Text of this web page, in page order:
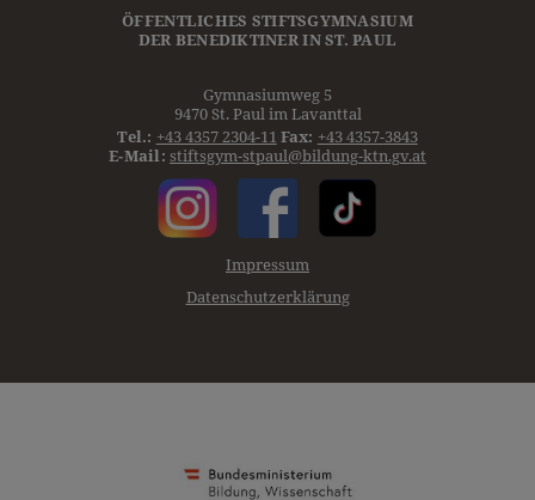
ÖFFENTLICHES STIFTSGYMNASIUM
DER BENEDIKTINERIN ST. PAUL
Gymnasiumweg 5
9470 St. Paul im Lavanttal
Tel.: +43 4357 2304-11 Fax: +43 4357-3843
E-Mail: stiftsgym-stpaul@bildung-ktn.gv.at
Impressum
Datenschutzerklärung